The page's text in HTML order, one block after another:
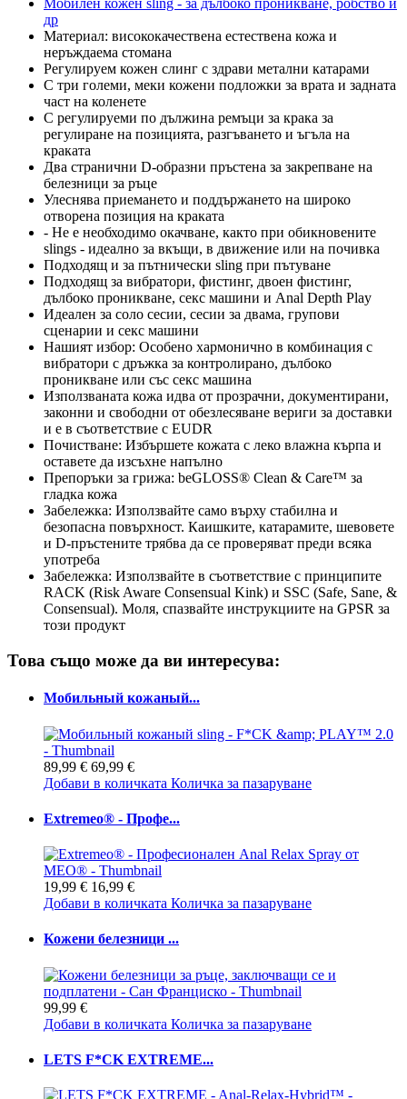
Мобилен кожен sling - за дълбоко проникване, робство и
др
Материал: висококачествена естествена кожа и
неръждаема стомана
Регулируем кожен слинг с здрави метални катарами
С три големи, меки кожени подложки за врата и задната
част на коленете
С регулируеми по дължина ремъци за крака за
регулиране на позицията, разгъването и ъгъла на
краката
Два странични D-образни пръстена за закрепване на
белезници за ръце
Улеснява приемането и поддържането на широко
отворена позиция на краката
- Не е необходимо окачване, както при обикновените
slings - идеално за вкъщи, в движение или на почивка
Подходящ и за пътнически sling при пътуване
Подходящ за вибратори, фистинг, двоен фистинг,
дълбоко проникване, секс машини и Anal Depth Play
Идеален за соло сесии, сесии за двама, групови
сценарии и секс машини
Нашият избор: Особено хармонично в комбинация с
вибратори с дръжка за контролирано, дълбоко
проникване или със секс машина
Използваната кожа идва от прозрачни, документирани,
законни и свободни от обезлесяване вериги за доставки
и е в съответствие с EUDR
Почистване: Избършете кожата с леко влажна кърпа и
оставете да изсъхне напълно
Препоръки за грижа: beGLOSS® Clean & Care™ за
гладка кожа
Забележка: Използвайте само върху стабилна и
безопасна повърхност. Каишките, катарамите, шевовете
и D-пръстените трябва да се проверяват преди всяка
употреба
Забележка: Използвайте в съответствие с принципите
RACK (Risk Aware Consensual Kink) и SSC (Safe, Sane, &
Consensual). Моля, спазвайте инструкциите на GPSR за
този продукт
Това също може да ви интересува:
Мобильный кожаный...
89,99 € 69,99 €
Добави в количката Количка за пазаруване
Extremeo® - Профе...
19,99 € 16,99 €
Добави в количката Количка за пазаруване
Кожени белезници ...
99,99 €
Добави в количката Количка за пазаруване
LETS F*CK EXTREME...